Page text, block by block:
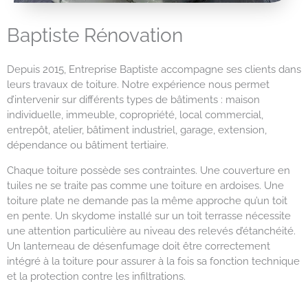
Baptiste Rénovation
Depuis 2015, Entreprise Baptiste accompagne ses clients dans
leurs travaux de toiture. Notre expérience nous permet
d’intervenir sur différents types de bâtiments : maison
individuelle, immeuble, copropriété, local commercial,
entrepôt, atelier, bâtiment industriel, garage, extension,
dépendance ou bâtiment tertiaire.
Chaque toiture possède ses contraintes. Une couverture en
tuiles ne se traite pas comme une toiture en ardoises. Une
toiture plate ne demande pas la même approche qu’un toit
en pente. Un skydome installé sur un toit terrasse nécessite
une attention particulière au niveau des relevés d’étanchéité.
Un lanterneau de désenfumage doit être correctement
intégré à la toiture pour assurer à la fois sa fonction technique
et la protection contre les infiltrations.